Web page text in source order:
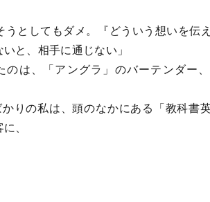
うとしてもダメ。『どういう想いを伝
と、相手に通じない」
のは、「アングラ」のバーテンダー
りの私は、頭のなかにある「教科書
、